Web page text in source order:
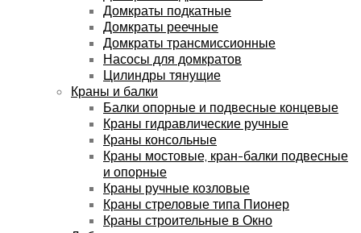
Домкраты подкатные
Домкраты реечные
Домкраты трансмиссионные
Насосы для домкратов
Цилиндры тянущие
Краны и балки
Балки опорные и подвесные концевые
Краны гидравлические ручные
Краны консольные
Краны мостовые, кран-балки подвесные
и опорные
Краны ручные козловые
Краны стреловые типа Пионер
Краны строительные в Окно